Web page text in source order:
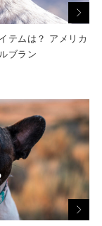
テムは？ アメリカ
ブラン